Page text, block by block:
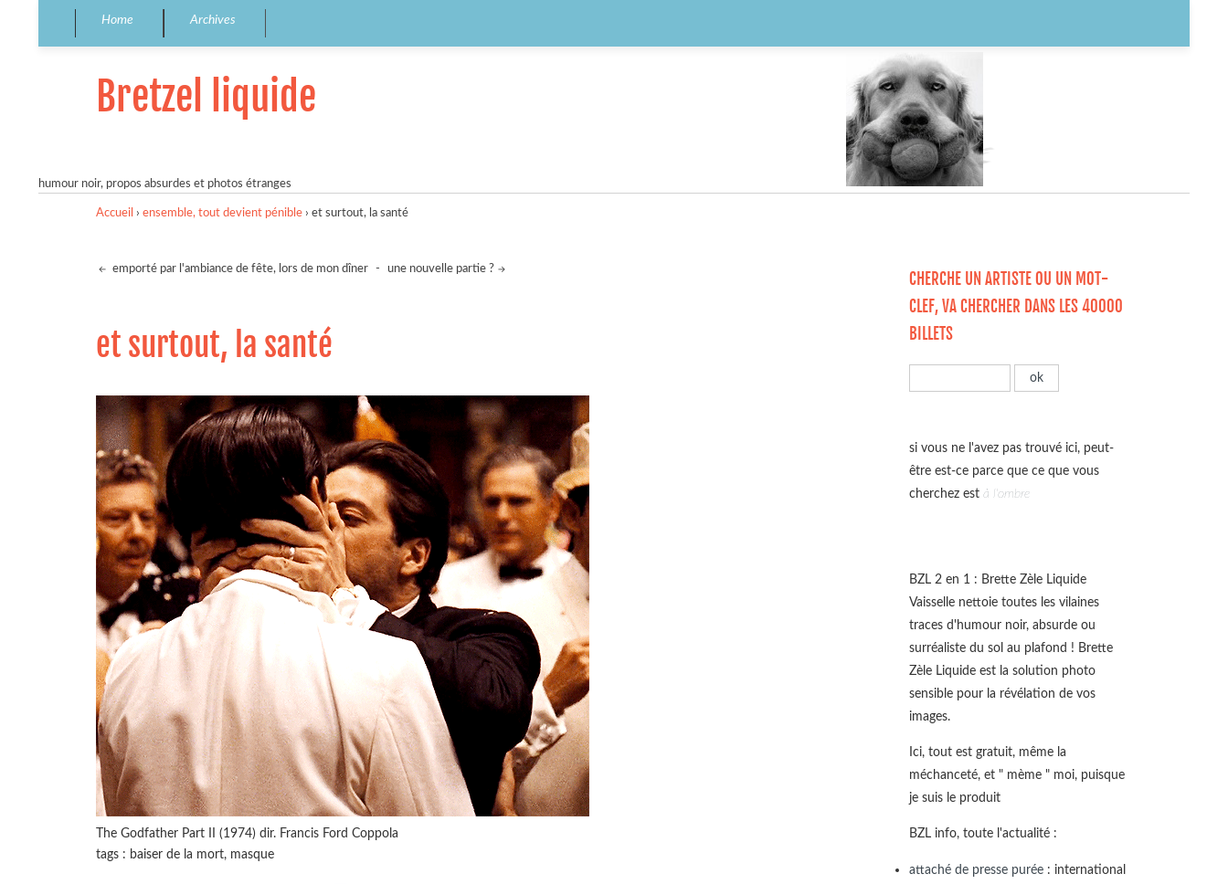
Home Archives
Bretzel liquide
humour noir, propos absurdes et photos étranges
Accueil › ensemble, tout devient pénible › et surtout, la santé
emporté par l'ambiance de fête, lors de mon dîner - une nouvelle partie ?
et surtout, la santé
The Godfather Part II (1974) dir. Francis Ford Coppola
tags : baiser de la mort, masque
CHERCHE UN ARTISTE OU UN MOT-
CLEF, VA CHERCHER DANS LES 40000
BILLETS
si vous ne l'avez pas trouvé ici, peut-
être est-ce parce que ce que vous
cherchez està l'ombre
BZL 2 en 1 : Brette Zèle Liquide
Vaisselle nettoie toutes les vilaines
traces d'humour noir, absurde ou
surréaliste du sol au plafond ! Brette
Zèle Liquide est la solution photo
sensible pour la révélation de vos
images.
Ici, tout est gratuit, même la
méchanceté, et " mème " moi, puisque
je suis le produit
BZL info, toute l'actualité :
attaché de presse purée : international